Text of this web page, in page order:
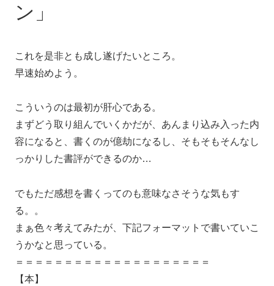
ン」
これを是非とも成し遂げたいところ。
早速始めよう。
こういうのは最初が肝心である。
まずどう取り組んでいくかだが、あんまり込み入った内
容になると、書くのが億劫になるし、そもそもそんなし
っかりした書評ができるのか…
でもただ感想を書くってのも意味なさそうな気もす
る。。
まぁ色々考えてみたが、下記フォーマットで書いていこ
うかなと思っている。
＝＝＝＝＝＝＝＝＝＝＝＝＝＝＝＝＝＝＝＝
【本】